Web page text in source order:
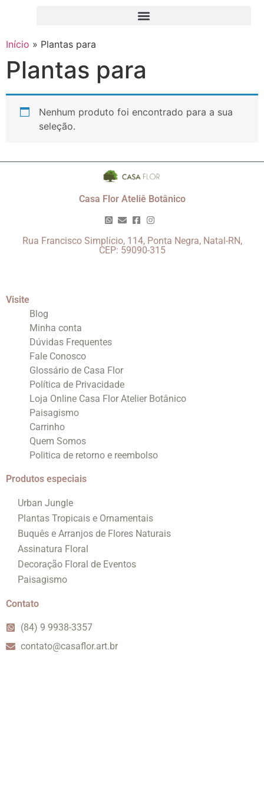
Início » Plantas para
Plantas para
Nenhum produto foi encontrado para a sua
seleção.
Casa Flor Ateliê Botânico
Rua Francisco Simplício, 114, Ponta Negra, Natal-RN,
CEP: 59090-315
Visite
Blog
Minha conta
Dúvidas Frequentes
Fale Conosco
Glossário de Casa Flor
Política de Privacidade
Loja Online Casa Flor Atelier Botânico
Paisagismo
Carrinho
Quem Somos
Politica de retorno e reembolso
Produtos especiais
Urban Jungle
Plantas Tropicais e Ornamentais
Buquês e Arranjos de Flores Naturais
Assinatura Floral
Decoração Floral de Eventos
Paisagismo
Contato
(84) 9 9938-3357
contato@casaflor.art.br